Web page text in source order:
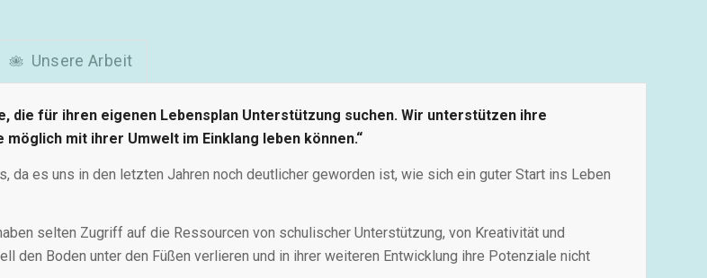
Unsere Arbeit
die für ihren eigenen Lebensplan Unterstützung suchen. Wir unterstützen ihre
mit ihrer Umwelt im Einklang leben können.“
da es uns in den letzten Jahren noch deutlicher geworden ist, wie sich ein guter Start ins Leben
selten Zugriff auf die Ressourcen von schulischer Unterstützung, von Kreativität und
den Boden unter den Füßen verlieren und in ihrer weiteren Entwicklung ihre Potenziale nicht